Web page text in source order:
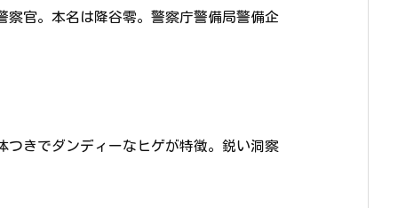
察官。本名は降谷零。警察庁警備局警備企
きでダンディーなヒゲが特徴。鋭い洞察